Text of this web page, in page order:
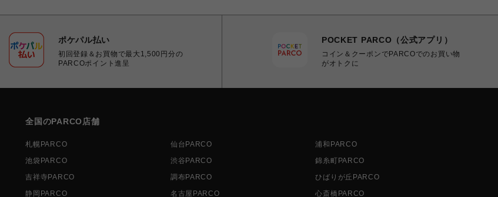
ポケパル払い
初回登録＆お買物で最大1,500円分の
PARCOポイント進呈
POCKET PARCO（公式アプリ）
コイン＆クーポンでPARCOでのお買い物
がオトクに
全国のPARCO店舗
札幌PARCO 仙台PARCO
浦和PARCO
池袋PARCO
渋谷PARCO
錦糸町PARCO
吉祥寺PARCO
調布PARCO
ひばりが丘PARCO
静岡PARCO
名古屋PARCO
心斎橋PARCO